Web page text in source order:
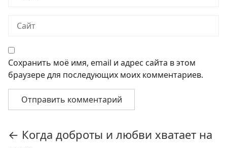
Сохранить моё имя, email и адрес сайта в этом
браузере для последующих моих комментариев.
по
← Когда доброты и любви хватает на